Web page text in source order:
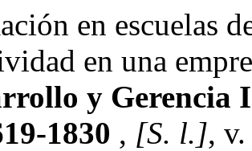
en escuelas
en una
y Gerencia
1830 , [S. l.],